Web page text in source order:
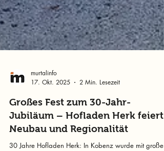
murtalinfo
17. Okt. 2025
2 Min. Lesezeit
Großes Fest zum 30-Jahr-
Jubiläum – Hofladen Herk feiert